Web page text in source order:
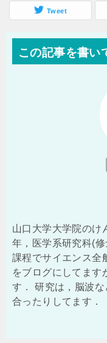
Tweet
この記事を書い
山口大学大学院のけ
年，医学系研究科(
課程でサイエンス全
をブログにしてます
す． 研究は，脳波
合ったりしてます．